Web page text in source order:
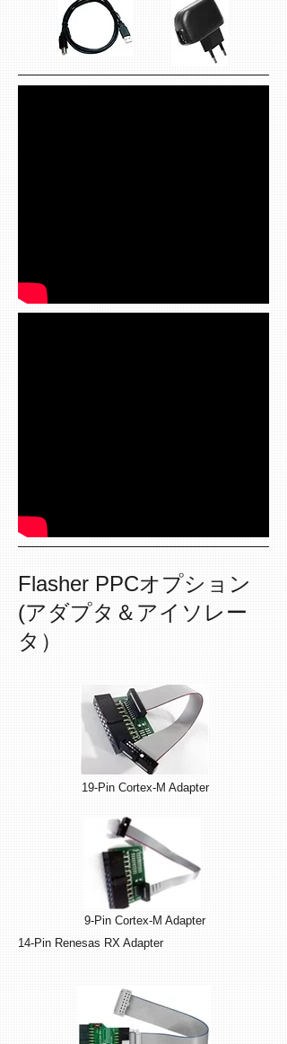
Flasher PPCオプション
(アダプタ＆アイソレー
タ）
19-Pin Cortex-M Adapter
9-Pin Cortex-M Adapter
14-Pin Renesas RX Adapter